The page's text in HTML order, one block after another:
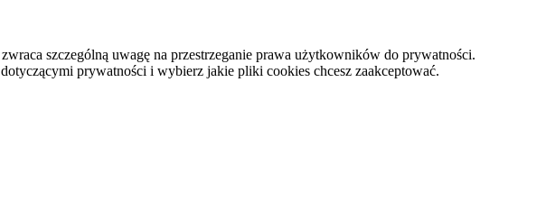
szczególną uwagę na przestrzeganie prawa użytkowników do prywatności.
prywatności i wybierz jakie pliki cookies chcesz zaakceptować.